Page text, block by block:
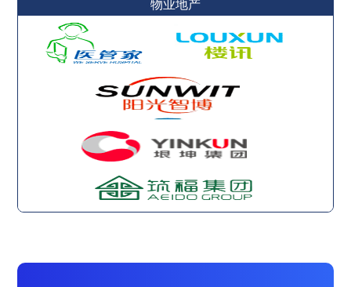
物业地产